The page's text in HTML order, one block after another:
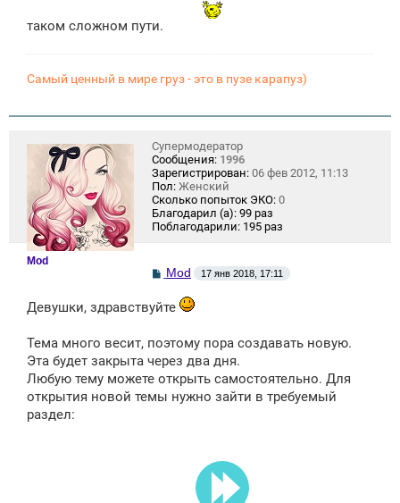
таком сложном пути.
Самый ценный в мире груз - это в пузе карапуз)
Mod
Супермодератор
Сообщения: 1996
Зарегистрирован: 06 фев 2012, 11:13
Пол: Женский
Сколько попыток ЭКО: 0
Благодарил (а): 99 раз
Поблагодарили: 195 раз
С
б
н
и
е
Mod 17 янв 2018, 17:11
Девушки, здравствуйте
Тема много весит, поэтому пора создавать новую.
Эта будет закрыта через два дня.
Любую тему можете открыть самостоятельно. Для
открытия новой темы нужно зайти в требуемый
раздел: